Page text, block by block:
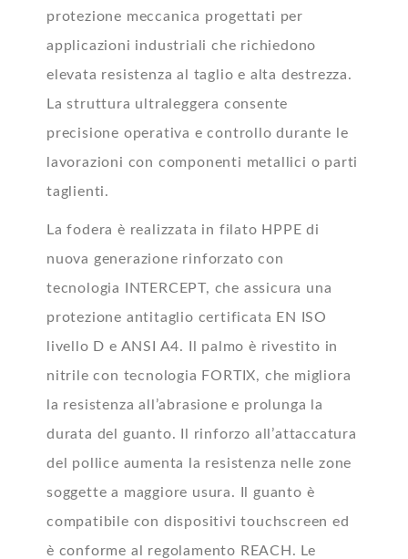
protezione meccanica progettati per
applicazioni industriali che richiedono
elevata resistenza al taglio e alta destrezza.
La struttura ultraleggera consente
precisione operativa e controllo durante le
lavorazioni con componenti metallici o parti
taglienti.
La fodera è realizzata in filato HPPE di
nuova generazione rinforzato con
tecnologia INTERCEPT, che assicura una
protezione antitaglio certificata EN ISO
livello D e ANSI A4. Il palmo è rivestito in
nitrile con tecnologia FORTIX, che migliora
la resistenza all’abrasione e prolunga la
durata del guanto. Il rinforzo all’attaccatura
del pollice aumenta la resistenza nelle zone
soggette a maggiore usura. Il guanto è
compatibile con dispositivi touchscreen ed
è conforme al regolamento REACH. Le